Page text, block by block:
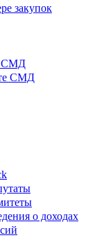
закупок
СМД
СМД
о доходах